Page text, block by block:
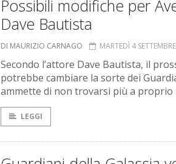
Possibili modifiche per
Dave Bautista
DI MAURIZIO CARNAGO MARTEDÌ 4
Secondo l’attore Dave Bautista, il
potrebbe cambiare la sorte dei
ammette di non trovarsi più a proprio
LEGGI